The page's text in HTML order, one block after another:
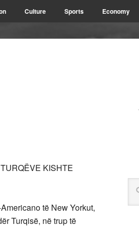
Culture Sports Economy
KISHTE
të New Yorkut,
Turqisë, në trup të